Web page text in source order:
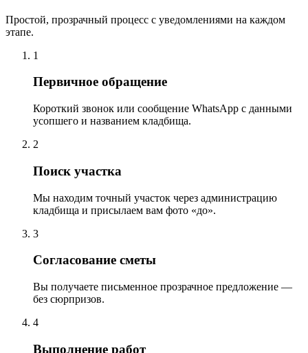
Простой, прозрачный процесс с уведомлениями на каждом
этапе.
1
Первичное обращение
Короткий звонок или сообщение WhatsApp с данными
усопшего и названием кладбища.
2
Поиск участка
Мы находим точный участок через администрацию
кладбища и присылаем вам фото «до».
3
Согласование сметы
Вы получаете письменное прозрачное предложение —
без сюрпризов.
4
Выполнение работ